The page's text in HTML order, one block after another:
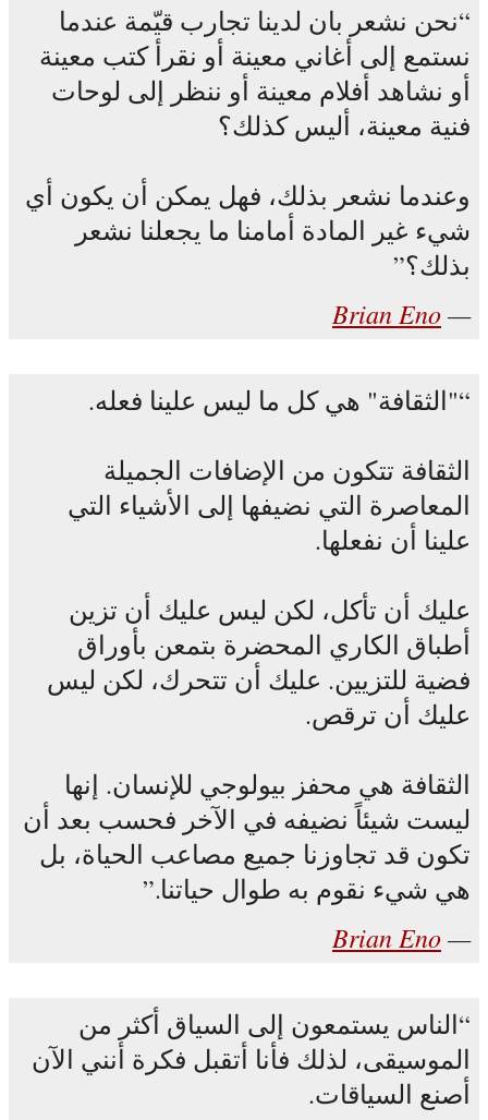
نحن نشعر بان لدينا تجارب قيّمة عندما
نستمع إلى أغاني معينة أو نقرأ كتب معينة
أو نشاهد أفلام معينة أو ننظر إلى لوحات
فنية معينة، أليس كذلك؟
وعندما نشعر بذلك، فهل يمكن أن يكون أي
شيء غير المادة أمامنا ما يجعلنا نشعر
بذلك؟
Brian Eno
"الثقافة" هي كل ما ليس علينا فعله.
الثقافة تتكون من الإضافات الجميلة
المعاصرة التي نضيفها إلى الأشياء التي
علينا أن نفعلها.
عليك أن تأكل، لكن ليس عليك أن تزين
أطباق الكاري المحضرة بتمعن بأوراق
فضية للتزيين. عليك أن تتحرك، لكن ليس
عليك أن ترقص.
الثقافة هي محفز بيولوجي للإنسان. إنها
ليست شيئاً نضيفه في الآخر فحسب بعد أن
تكون قد تجاوزنا جميع مصاعب الحياة، بل
هي شيء نقوم به طوال حياتنا.
Brian Eno
الناس يستمعون إلى السياق أكثر من
الموسيقى، لذلك فأنا أتقبل فكرة أنني الآن
أصنع السياقات.